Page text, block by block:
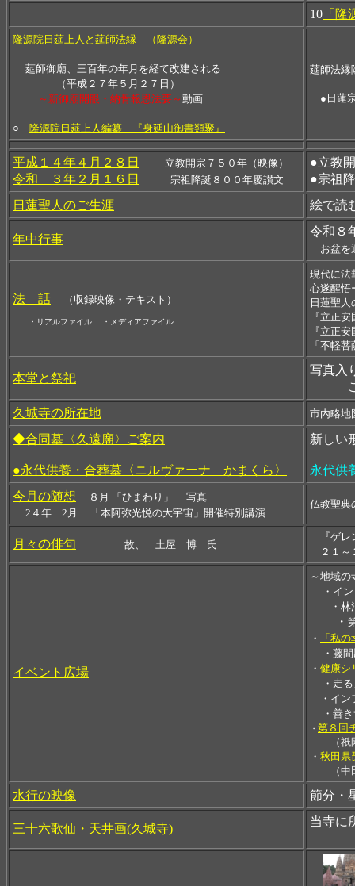
10 「
隆源院日莚上人と莚師法縁 （隆源会）
莚師御廟、三百年の年月を経て改建される
（平成２７年５月２７日）
～新御廟開眼・納骨報恩法要～ 動画
○ 隆源院日莚上人編纂 『身延山御書類聚』
莚師法縁
●日蓮
平成１４年４月２８日 立教開宗７５０年（映像）
令和 ３年２月１６日 宗祖降誕８００年慶讃文
●立教
●宗祖
日蓮聖人のご生涯
絵で読
年中行事
令和
お盆を
法 話 （収録映像・テキスト）
・リアルファイル ・メディアファイル
現代に法
心遂醒悟
日蓮聖
『立正
『立正
「不軽
本堂と祭祀
写真入
ご本
久城寺の所在地
市内略
◆合同墓〈久遠廟〉ご案内
●永代供養・合葬墓〈ニルヴァーナ かまくら〉
新しい
永代供
今月の随想
８月 「ひまわり」
写真
2４年 2月
「本阿弥光悦の大宇宙」開催特別講演
仏教聖典
月々の俳句 故、 土屋 博 氏
『ゲレ
２１～
イベント広場
～地域の
・イ
・ 林
・
・
「私
・藤
・ 健康シ
・走
・イン
・善
・ 第８回
（祇園
・ 秋田県
（中田
水行の映像 節分・
三十六歌仙・天井画(久城寺)
当寺に